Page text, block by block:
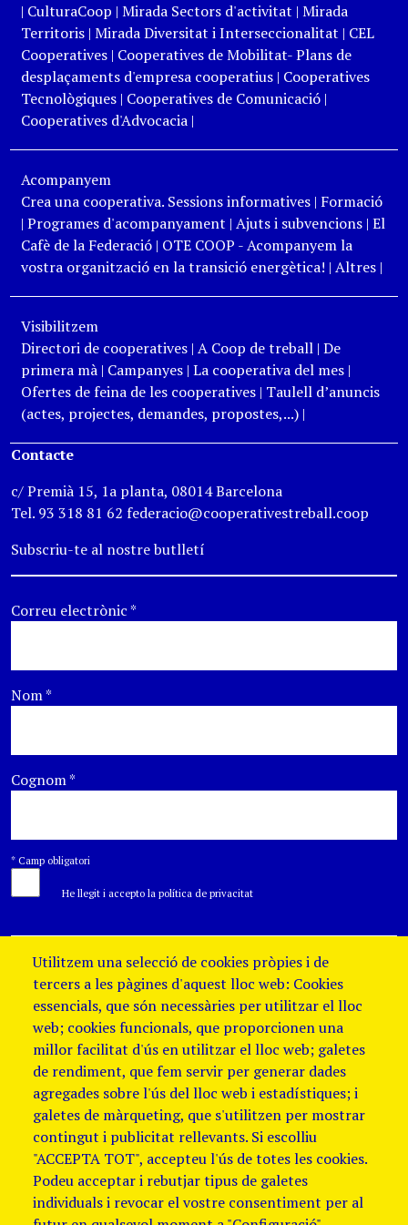
| CulturaCoop | Mirada Sectors d'activitat | Mirada
Territoris| Mirada Diversitat i Interseccionalitat | CEL
Cooperatives| Cooperatives de Mobilitat- Plans de
desplaçaments d'empresa cooperatius| Cooperatives
Tecnològiques| Cooperatives de Comunicació|
Cooperatives d'Advocacia|
Acompanyem
Crea una cooperativa. Sessions informatives| Formació
| Programes d'acompanyament | Ajuts i subvencions| El
Cafè de la Federació| OTE COOP - Acompanyem la
vostra organització en la transició energètica! | Altres|
Visibilitzem
Directori de cooperatives| A Coop de treball| De
primera mà| Campanyes| La cooperativa del mes|
Ofertes de feina de les cooperatives| Taulell d’anuncis
(actes, projectes, demandes, propostes,...)|
Contacte
c/ Premià 15, 1a planta, 08014 Barcelona
Tel. 93 318 81 62 federacio@cooperativestreball.coop
Subscriu-te al nostre butlletí
Correu electrònic*
Nom*
Cognom*
* Camp obligatori
He llegit i accepto la política de privacitat
Utilitzem una selecció de cookies pròpies i de
tercers a les pàgines d'aquest lloc web: Cookies
essencials, que són necessàries per utilitzar el lloc
web; cookies funcionals, que proporcionen una
millor facilitat d'ús en utilitzar el lloc web; galetes
de rendiment, que fem servir per generar dades
agregades sobre l'ús del lloc web i estadístiques; i
galetes de màrqueting, que s'utilitzen per mostrar
contingut i publicitat rellevants. Si escolliu
"ACCEPTA TOT", accepteu l'ús de totes les cookies.
Podeu acceptar i rebutjar tipus de galetes
individuals i revocar el vostre consentiment per al